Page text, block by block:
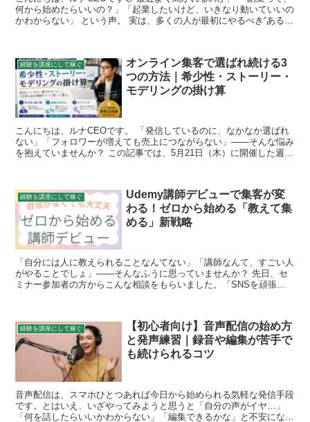
何から始めたらいいの？」「起業したいけど、いきなり動いていいの
かわからない」 という声。 実は、多くの人が最初にやるべき“ある段
経験を講座にして稼ぐ
オンライン集客で選ばれ続ける3
つの方法｜希少性・ストーリー・
モデリングの掛け算
こんにちは、ルナCEOです。 「発信しているのに、なかなか選ばれ
ない」「フォロワーが増えても売上につながらない」——そんな悩み
を抱えていませんか？ この記事では、5月21日（木）に開催した週次
経験を講座にして稼ぐ
Udemy講師デビューで集客が変
わる！ゼロから始める「教えて集
める」新戦略
「自分には人に教えられることなんてない」「講師なんて、すごい人
がやることでしょ」——そんなふうに思っていませんか？ 先日、セ
ミナー参加者の方からこんな相談をもらいました。「SNSを頑張っ
経験を講座にして稼ぐ
【初心者向け】音声配信の始め方
と発声練習｜録音や編集が苦手で
も続けられるコツ
音声配信は、スマホひとつあれば今日から始められる気軽な発信手段
です。とはいえ、いざやってみようと思うと「自分の声がイヤ…」
「何を話したらいいかわからない」「編集できるかな」と不安になる